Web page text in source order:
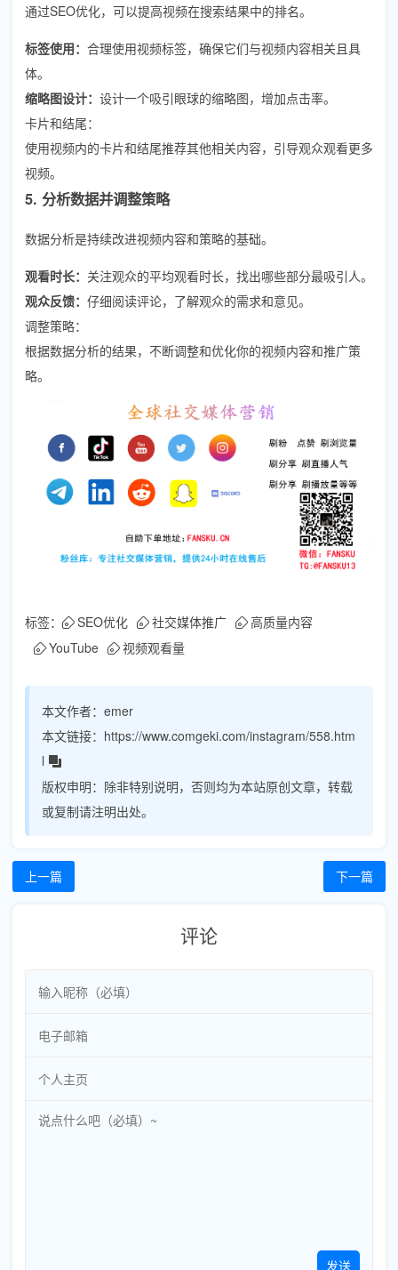
通过SEO优化，可以提高视频在搜索结果中的排名。
标签使用： 合理使用视频标签，确保它们与视频内容相关且具
体。
缩略图设计： 设计一个吸引眼球的缩略图，增加点击率。
卡片和结尾：
使用视频内的卡片和结尾推荐其他相关内容，引导观众观看更多
视频。
5. 分析数据并调整策略
数据分析是持续改进视频内容和策略的基础。
观看时长： 关注观众的平均观看时长，找出哪些部分最吸引人。
观众反馈： 仔细阅读评论，了解观众的需求和意见。
调整策略：
根据数据分析的结果，不断调整和优化你的视频内容和推广策
略。
标签： SEO优化 社交媒体推广
高质量内容
YouTube
视频观看量
本文作者： emer
本文链接： https://www.comgeki.com/instagram/558.htm
l
版权申明： 除非特别说明，否则均为本站原创文章，转载
或复制请注明出处。
上一篇 下一篇
评论
发送